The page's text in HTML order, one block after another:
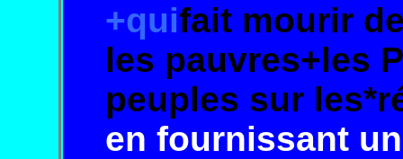
+quifait mourir
les pauvres+les
peuples sur
en fournissant